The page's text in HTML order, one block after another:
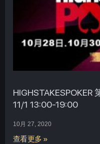
11/1 13:00-19:00
10月 27, 2020
查看更多 »